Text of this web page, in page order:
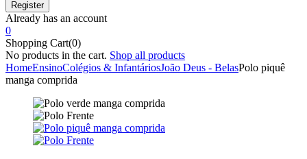
Already has an account
0
Shopping Cart(0)
No products in the cart. Shop all products
HomeEnsinoColégios & InfantáriosJoão Deus - BelasPolo piquê
manga comprida